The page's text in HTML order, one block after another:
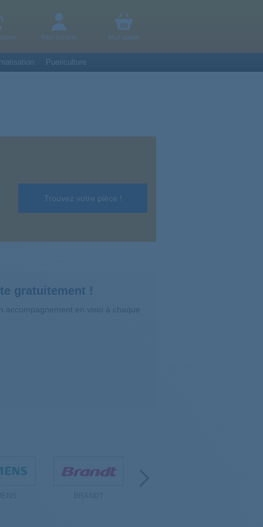
Mon compte Mon panier
Puericulture
Trouvez votre pièce !
gratuitement !
accompagnement en visio à chaque